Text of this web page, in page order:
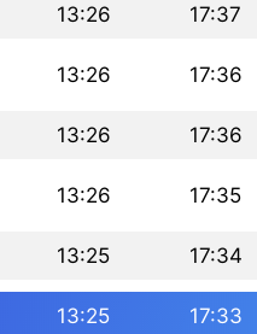
13:26 17:37
13:26 17:36
13:26 17:36
13:26 17:35
13:25 17:34
13:25 17:33